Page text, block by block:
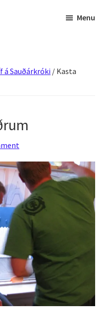
Menu
Sauðárkróki / Kasta